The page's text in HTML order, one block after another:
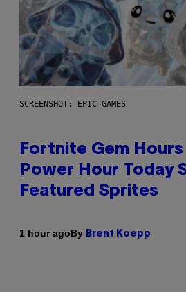
SCREENSHOT: EPIC GAMES
Fortnite Gem
Power Hour Today
Featured Sprites
1 hour agoBy Brent Koepp